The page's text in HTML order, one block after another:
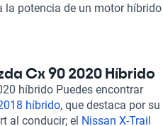
la potencia de un motor híbrido
un vehículo moderno,
sino que también
dinámica en cada trayecto.
el Mazda CX-90 2020
comodidad y seguridad a
Cx 90 2020 Híbrido
híbrido Puedes encontrar
híbrido, que destaca por su
al conducir; el Nissan X-Trail